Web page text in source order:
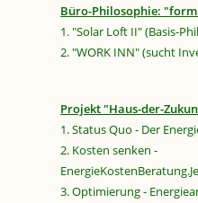
Büro-Philosophie:
1. "Solar Loft II" (Basis-
2. "WORK INN" (sucht
Projekt "Haus-der-
1. Status Quo - Der
2. Kosten senken -
3. Optimierung -